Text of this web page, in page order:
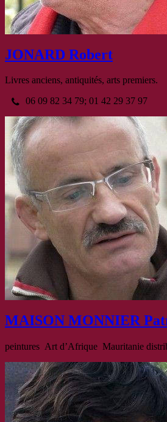
JONARD Robert
Livres anciens, antiquités, arts premiers.
06 09 82 34 79; 01 42 29 37 97
MAISON MONNIER
peintures Art d’Afrique Mauritanie